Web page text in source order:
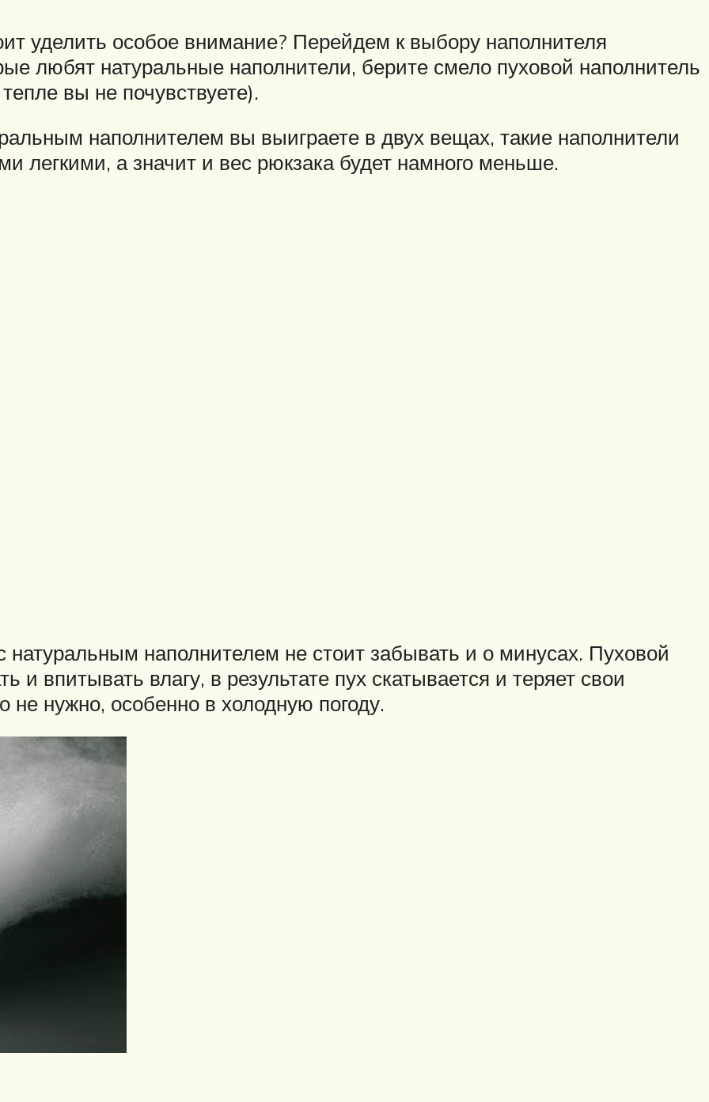
уделить особое внимание? Перейдем к выбору наполнителя
любят натуральные наполнители, берите смело пуховой наполнитель
вы не почувствуете).
наполнителем вы выиграете в двух вещах, такие наполнители
а значит и вес рюкзака будет намного меньше.
наполнителем не стоит забывать и о минусах. Пуховой
и впитывать влагу, в результате пух скатывается и теряет свои
не нужно, особенно в холодную погоду.